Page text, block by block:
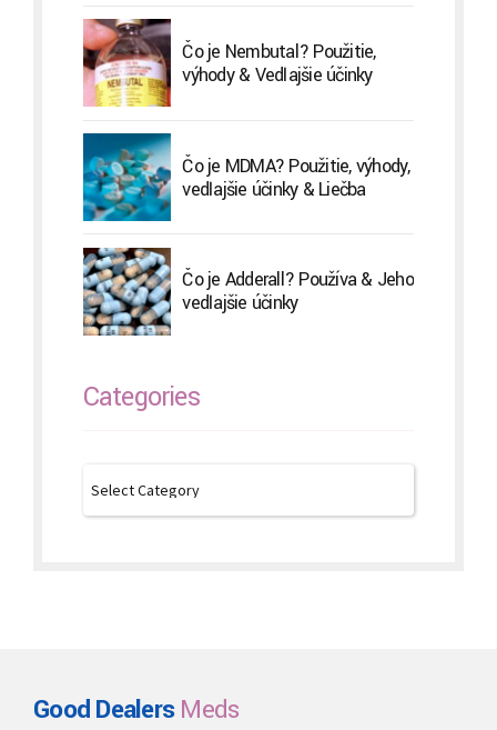
Čo je Nembutal? Použitie,
výhody & Vedľajšie účinky
Čo je MDMA? Použitie, výhody,
vedľajšie účinky & Liečba
Čo je Adderall? Používa & Jeho
vedľajšie účinky
Categories
Good DealersMeds